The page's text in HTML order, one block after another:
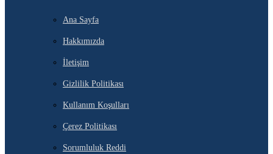
Ana Sayfa
Hakkımızda
İletişim
Gizlilik Politikası
Kullanım Koşulları
Çerez Politikası
Sorumluluk Reddi